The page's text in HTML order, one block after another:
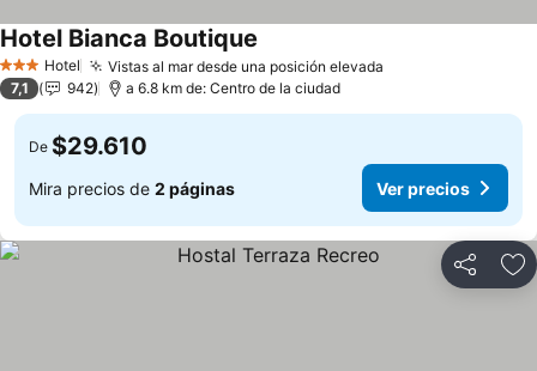
3 Estrellas
Hotel Vistas al mar desde una posición elevada
Hotel Bianca Boutique
7,1 942 a 6.8 km de: Centro de la ciudad
De $29.610
Mira precios de 2 páginas Ver precios
Compartir